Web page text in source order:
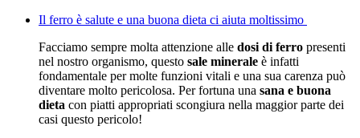
Il ferro è salute e una buona dieta ci aiuta moltissimo
Facciamo sempre molta attenzione alle dosi di ferro presenti
nel nostro organismo, questo sale minerale è infatti
fondamentale per molte funzioni vitali e una sua carenza può
diventare molto pericolosa. Per fortuna una sana e buona
dieta con piatti appropriati scongiura nella maggior parte dei
casi questo pericolo!